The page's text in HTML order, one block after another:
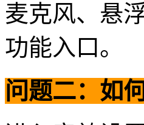
麦克风、悬
功能入口。
问题二：如